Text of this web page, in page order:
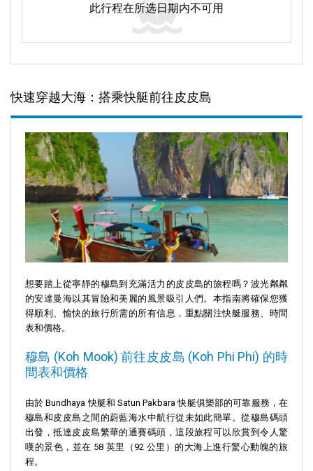
此行程在所选日期内不可用
快速穿越大海：搭乘快艇前往皮皮島
想要踏上從寧靜的穆島到充滿活力的皮皮島的旅程嗎？波光粼粼
的安達曼海以其冒險和美麗的風景吸引人們。本指南將確保您獲
得順利、愉快的旅行所需的所有信息，重點關注快艇服務、時間
表和價格。
穆島 (Koh Mook) 前往皮皮島 (Koh Phi Phi) 的時
間表和價格
由於 Bundhaya 快艇和 Satun Pakbara 快艇俱樂部的可靠服務，在
穆島和皮皮島之間的蔚藍海水中航行從未如此簡單。從穆島碼頭
出發，抵達皮皮島繁華的通賽碼頭，這段旅程可以欣賞到令人驚
嘆的景色，並在 58 英里（92 公里）的大海上進行驚心動魄的旅
程。